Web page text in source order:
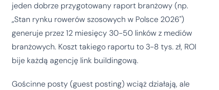
jeden dobrze przygotowany raport branżowy (np.
„Stan rynku rowerów szosowych w Polsce 2026")
generuje przez 12 miesięcy 30-50 linków z mediów
branżowych. Koszt takiego raportu to 3-8 tys. zł, ROI
bije każdą agencję link buildingową.
Gościnne posty (guest posting) wciąż działają, ale